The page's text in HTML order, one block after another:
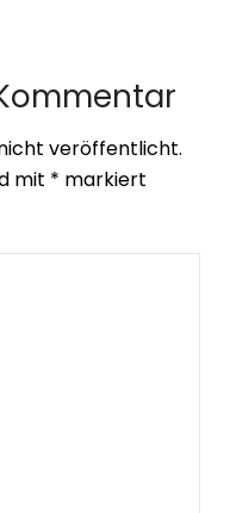
veröffentlicht.
mit * markiert